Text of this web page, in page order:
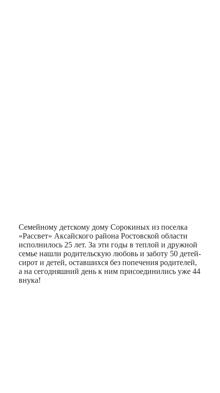
Семейному детскому дому Сорокиных из поселка
«Рассвет» Аксайского района Ростовской области
исполнилось 25 лет. За эти годы в теплой и дружной
семье нашли родительскую любовь и заботу 50 детей-
сирот и детей, оставшихся без попечения родителей,
а на сегодняшний день к ним присоединились уже 44
внука!